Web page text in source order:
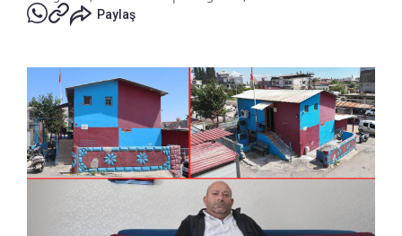
Paylaş